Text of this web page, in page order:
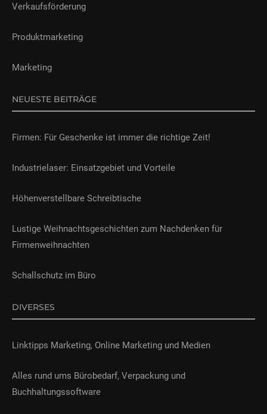
Verkaufsförderung
Produktmarketing
Marketing
NEUESTE BEITRÄGE
Firmen: Für Geschenke ist immer die richtige Zeit!
Industrielaser: Einsatzgebiet und Vorteile
Höhenverstellbare Schreibtische
Lustige Weihnachtsgeschichten zum Nachdenken für
Firmenweihnachten
Schallschutz im Büro
DIVERSES
Linktipps Marketing, Online Marketing und Medien
Alles rund ums Bürobedarf, Verpackung und
Buchhaltungssoftware